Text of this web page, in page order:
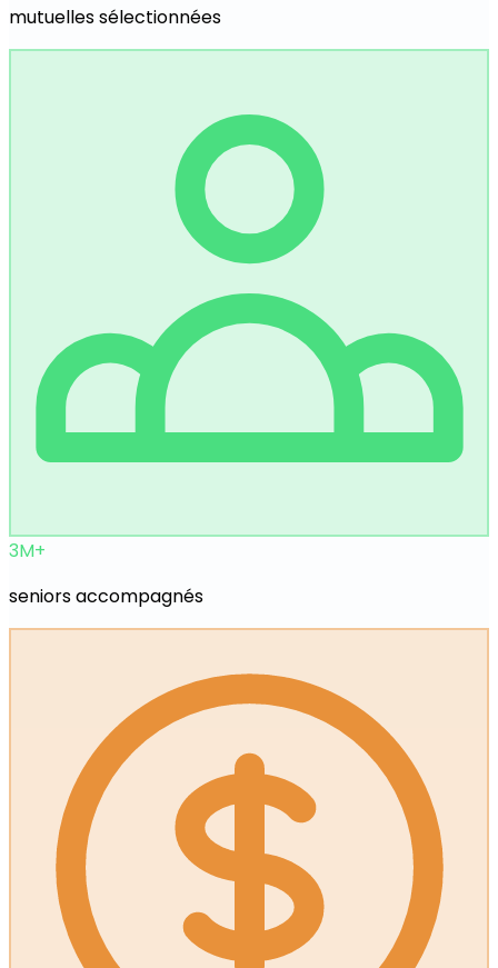
mutuelles sélectionnées
3M+
seniors accompagnés